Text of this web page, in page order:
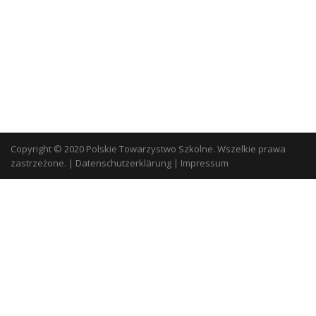
Copyright © 2020 Polskie Towarzystwo Szkolne. Wszelkie prawa
zastrzeżone. | Datenschutzerklärung | Impressum